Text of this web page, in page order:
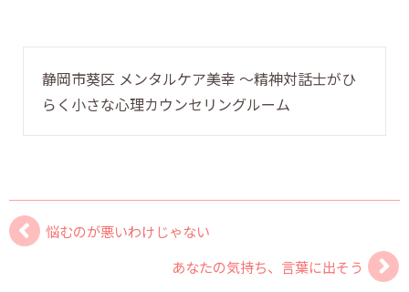
静岡市葵区 メンタルケア美幸 〜精神対話士がひ
らく小さな心理カウンセリングルーム
悩むのが悪いわけじゃない
あなたの気持ち、言葉に出そう